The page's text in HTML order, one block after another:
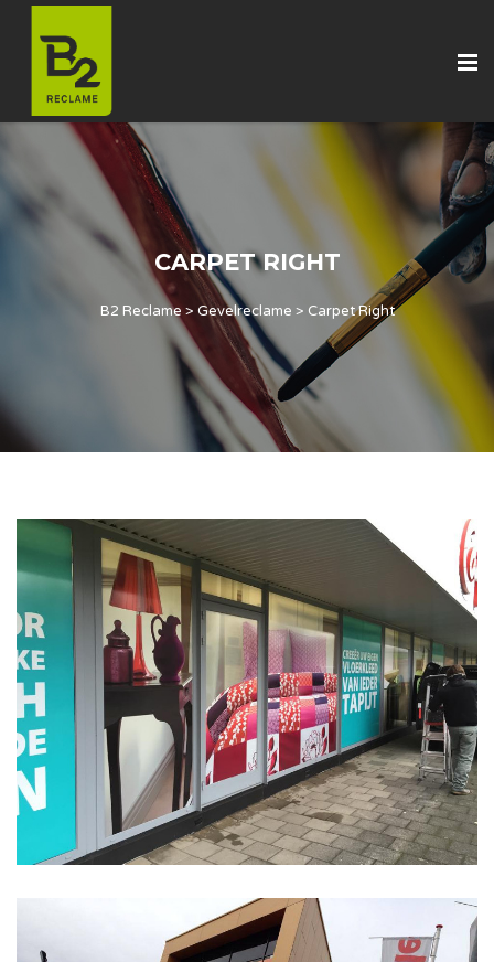
CARPET RIGHT
B2 Reclame > Gevelreclame > Carpet Right